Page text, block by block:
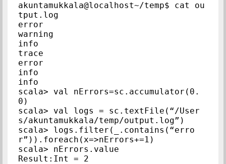
akuntamukkala@localhost~/temp$ cat ou
tput.log
error
warning
info
trace
error
info
info
scala> val nErrors=sc.accumulator(0.
0)
scala> val logs = sc.textFile(“/User
s/akuntamukkala/temp/output.log”)
scala> logs.filter(_.contains(“erro
r”)).foreach(x=>nErrors+=1)
scala> nErrors.value
Result:Int = 2